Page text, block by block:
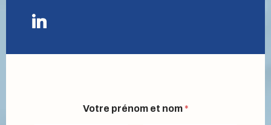
Votre prénom et nom *